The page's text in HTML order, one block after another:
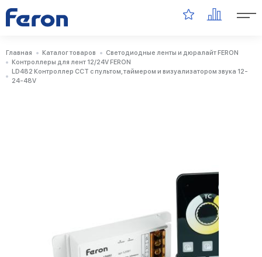
Главная Каталог товаров
Светодиодные ленты и дюралайт FERON
Контроллеры для лент 12/24V FERON
LD482 Контроллер CCT с пультом, таймером и визуализатором звука 12-
24-48V